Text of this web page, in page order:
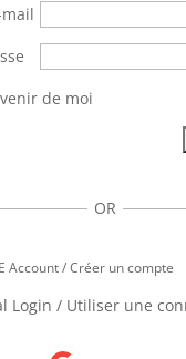
de moi
OR
Account / Créer un compte
Login / Utiliser une